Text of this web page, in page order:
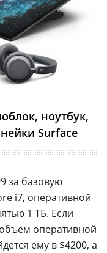
ноутбук,
Surface
за базовую
i7, оперативной
1 ТБ. Если
оперативной
ему в $4200, а